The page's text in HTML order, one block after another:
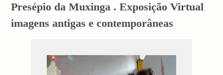
Presépio da Muxinga . Exposição Virtual
imagens antigas e contemporâneas